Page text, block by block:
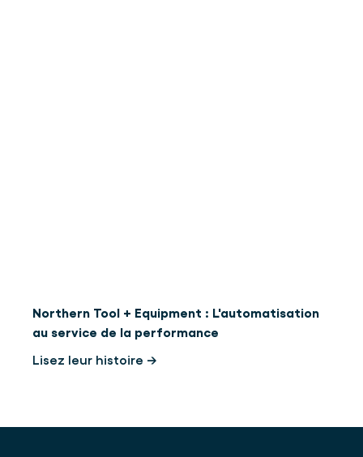
Northern Tool + Equipment : L'automatisation
au service de la performance
Lisez leur histoire →